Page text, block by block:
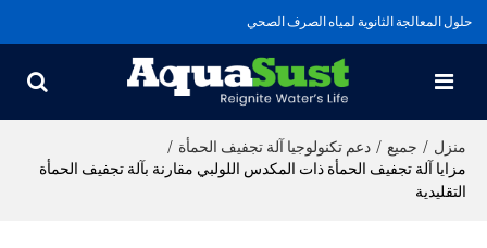
حلول المعالجة الثانوية لمياه الصرف الصحي
منزل / جميع / دعم تكنولوجيا آلة تجفيف الحمأة /
مزايا آلة تجفيف الحمأة ذات المكدس اللولبي مقارنة بآلة تجفيف الحمأة
التقليدية